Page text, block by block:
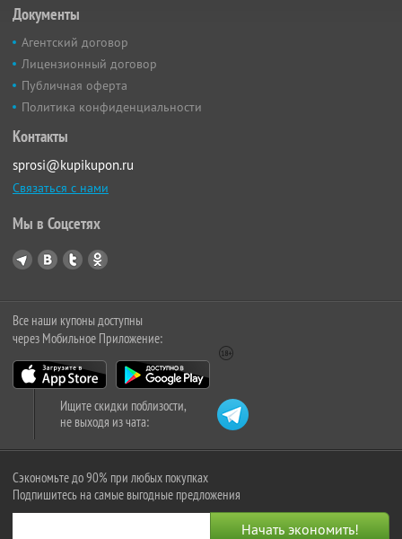
Документы
Агентский договор
Лицензионный договор
Публичная оферта
Политика конфиденциальности
Контакты
sprosi@kupikupon.ru
Связаться с нами
Мы в Соцсетях
Все наши купоны доступны
через Мобильное Приложение:
Ищите скидки поблизости,
не выходя из чата:
Сэкономьте до 90% при любых покупках
Подпишитесь на самые выгодные предложения